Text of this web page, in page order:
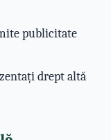
publicitate
drept altă